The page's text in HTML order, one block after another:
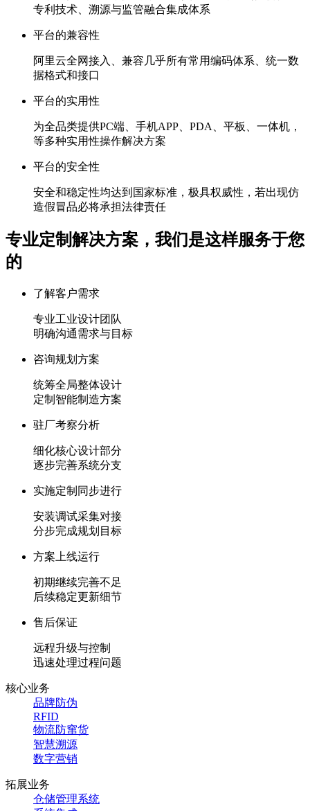
专利技术、溯源与监管融合集成体系
平台的兼容性
阿里云全网接入、兼容几乎所有常用编码体系、统一数
据格式和接口
平台的实用性
为全品类提供PC端、手机APP、PDA、平板、一体机，
等多种实用性操作解决方案
平台的安全性
安全和稳定性均达到国家标准，极具权威性，若出现仿
造假冒品必将承担法律责任
专业定制解决方案，我们是这样服务于您
的
了解客户需求
专业工业设计团队
明确沟通需求与目标
咨询规划方案
统筹全局整体设计
定制智能制造方案
驻厂考察分析
细化核心设计部分
逐步完善系统分支
实施定制同步进行
安装调试采集对接
分步完成规划目标
方案上线运行
初期继续完善不足
后续稳定更新细节
售后保证
远程升级与控制
迅速处理过程问题
核心业务
品牌防伪
RFID
物流防窜货
智慧溯源
数字营销
拓展业务
仓储管理系统